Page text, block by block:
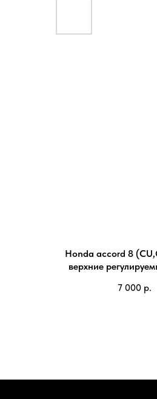
Honda accord 8
верхние
7 000 р.